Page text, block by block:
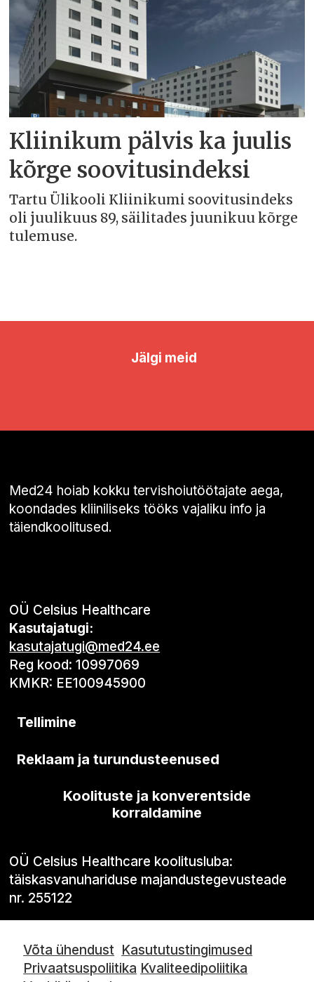
Kliinikum pälvis ka juulis
kõrge soovitusindeksi
Tartu Ülikooli Kliinikumi soovitusindeks
oli juulikuus 89, säilitades juunikuu kõrge
tulemuse.
Jälgi meid
Med24 hoiab kokku tervishoiutöötajate aega,
koondades kliiniliseks tööks vajaliku info ja
täiendkoolitused.
OÜ Celsius Healthcare
Kasutajatugi:
kasutajatugi@med24.ee
Reg kood: 10997069
KMKR: EE100945900
Tellimine
Reklaam ja turundusteenused
Koolituste ja konverentside
korraldamine
OÜ Celsius Healthcare koolitusluba:
täiskasvanuhariduse majandustegevusteade
nr. 255122
Võta ühendust Kasututustingimused
Privaatsuspoliitika Kvaliteedipoliitika